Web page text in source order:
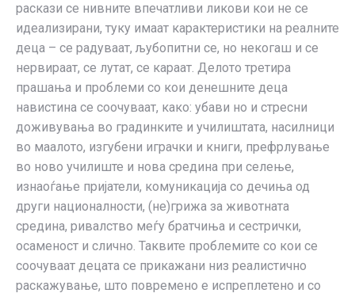
раскази се нивните впечатливи ликови кои не се
идеализирани, туку имаат карактеристики на реалните
деца – се радуваат, љубопитни се, но некогаш и се
нервираат, се лутат, се караат. Делото третира
прашања и проблеми со кои денешните деца
навистина се соочуваат, како: убави но и стресни
доживувања во градинките и училиштата, насилници
во маалото, изгубени играчки и книги, префрлување
во ново училиште и нова средина при селење,
изнаоѓање пријатели, комуникација со дечиња од
други националности, (не)грижа за животната
средина, ривалство меѓу братчиња и сестрички,
осаменост и слично. Таквите проблемите со кои се
соочуваат децата се прикажани низ реалистично
раскажување, што повремено е испреплетено и со